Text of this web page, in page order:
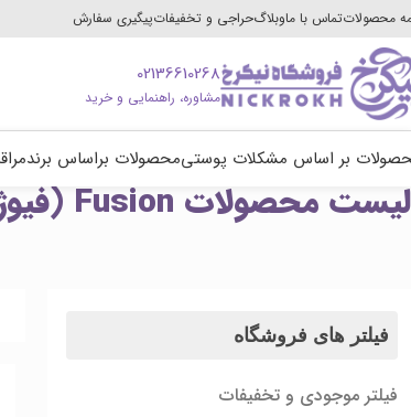
محصولاتتماس با ماوبلاگحراجی و تخفیفاتپیگیری سفارش
02136610268
مشاوره، راهنمایی و خرید
بر اساس مشکلات پوستیمحصولات براساس برند
لیست محصولات Fusion (فیوژن)
فیلتر های فروشگاه
فیلتر موجودی و تخفیفات